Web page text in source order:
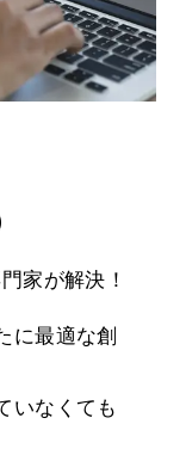
家が解決！
に最適な創
いなくても